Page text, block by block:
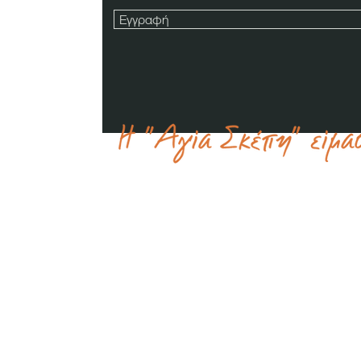
Εγγραφή